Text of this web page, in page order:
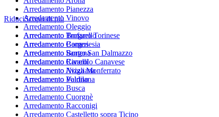
Arredamento Pianezza
Arredamento Vinovo
Arredamento Oleggio
Arredamento Borgaro Torinese
Arredamento Borgosesia
Arredamento Borgo San Dalmazzo
Arredamento Rivarolo Canavese
Arredamento Avigliana
Arredamento Valdilana
RiduciScopri di più
Arredamento Trofarello
Arredamento Cameri
Arredamento Santena
Arredamento Canelli
Arredamento Nizza Monferrato
Arredamento Poirino
Arredamento Busca
Arredamento Cuorgnè
Arredamento Racconigi
Arredamento Castelletto sopra Ticino